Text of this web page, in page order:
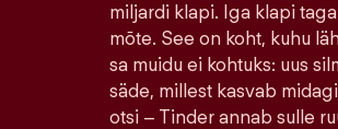
miljardi klapi. Iga klapi
mõte. See on koht, kuhu
sa muidu ei kohtuks: uus
säde, millest kasvab
otsi – Tinder annab sulle